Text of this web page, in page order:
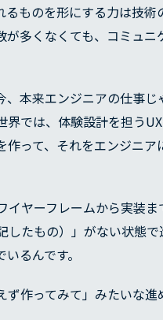
ものを形にする力は技
多くなくても、コミュニ
本来エンジニアの仕事
では、体験設計を担う
って、それをエンジニ
ヤーフレームから実装
たもの）」がない状態
るんです。
作ってみて」みたいな